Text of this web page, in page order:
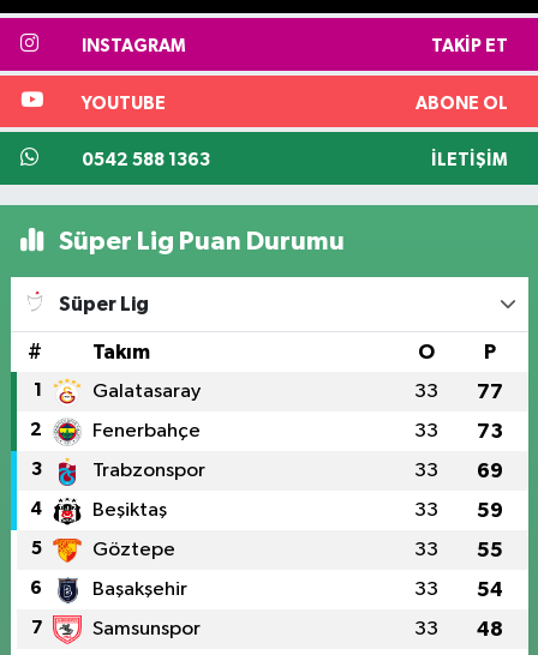
INSTAGRAM TAKIP ET
YOUTUBE ABONE OL
0542 588 1363 İLETIŞIM
Süper Lig Puan Durumu
Süper Lig
# Takım O P
1 Galatasaray 33 77
2 Fenerbahçe 33 73
3 Trabzonspor 33 69
4 Beşiktaş 33 59
5 Göztepe 33 55
6 Başakşehir 33 54
7 Samsunspor 33 48